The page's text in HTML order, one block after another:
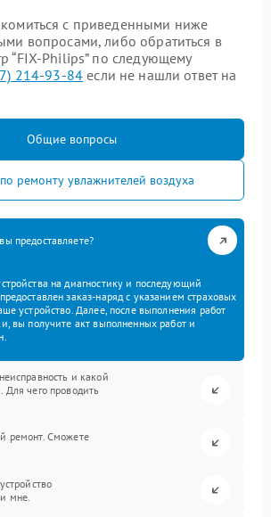
с приведенными ниже
вопросами, либо обратиться в
“FIX-Philips” по следующему
214-93-84 если не нашли ответ на
Общие вопросы
ремонту увлажнителей воздуха
предоставляете?
на диагностику и последующий
заказ-наряд с указанием страховых
устройство. Далее, после выполнения работ
вы получите акт выполненных работ и
и какой
Для чего проводить
ремонт. Сможете
мне.